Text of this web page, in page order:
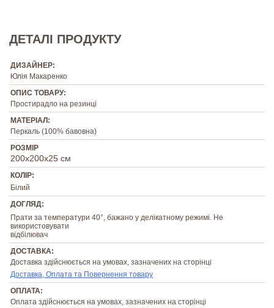
ДЕТАЛІ ПРОДУКТУ
ДИЗАЙНЕР:
Юлія Макаренко
ОПИС ТОВАРУ:
Простирадло на резинці
МАТЕРІАЛ:
Перкаль (100% бавовна)
РОЗМІР
200х200х25 см
КОЛІР:
Білий
ДОГЛЯД:
Прати за температури 40°, бажано у делікатному режимі. Не
використовувати
відбілювач
ДОСТАВКА:
Доставка здійснюється на умовах, зазначених на сторінці
Доставка, Оплата та Повернення товару
ОПЛАТА:
Оплата здійснюється на умовах, зазначених на сторінці